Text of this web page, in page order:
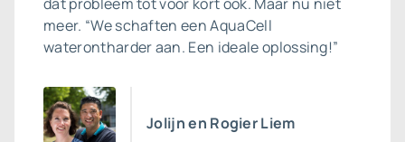
meer. “We schaften een AquaCell
waterontharder aan. Een ideale oplossing!”
Jolijn en Rogier Liem